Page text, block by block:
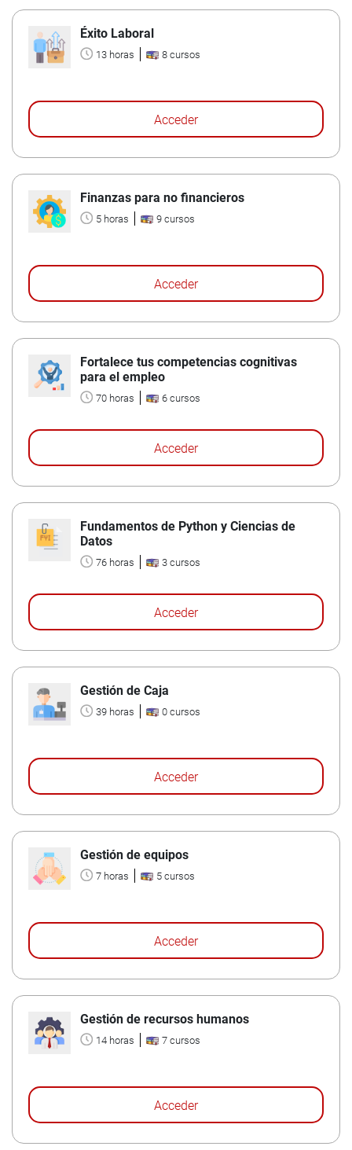
Éxito Laboral
13 horas 8 cursos
Acceder
Finanzas para no financieros
5 horas 9 cursos
Acceder
Fortalece tus competencias cognitivas
para el empleo
70 horas 6 cursos
Acceder
Fundamentos de Python y Ciencias de
Datos
76 horas 3 cursos
Acceder
Gestión de Caja
39 horas 0 cursos
Acceder
Gestión de equipos
7 horas 5 cursos
Acceder
Gestión de recursos humanos
14 horas 7 cursos
Acceder